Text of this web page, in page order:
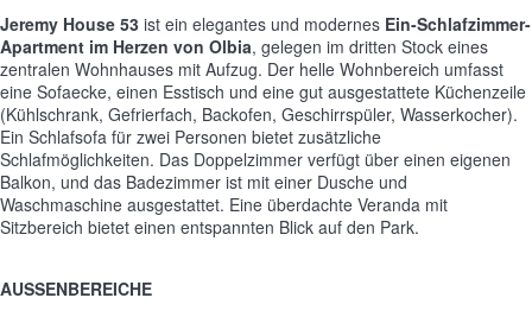
Jeremy House 53 ist ein elegantes und modernes Ein-Schlafzimmer-
Apartment im Herzen von Olbia, gelegen im dritten Stock eines
zentralen Wohnhauses mit Aufzug. Der helle Wohnbereich umfasst
eine Sofaecke, einen Esstisch und eine gut ausgestattete Küchenzeile
(Kühlschrank, Gefrierfach, Backofen, Geschirrspüler, Wasserkocher).
Ein Schlafsofa für zwei Personen bietet zusätzliche
Schlafmöglichkeiten. Das Doppelzimmer verfügt über einen eigenen
Balkon, und das Badezimmer ist mit einer Dusche und
Waschmaschine ausgestattet. Eine überdachte Veranda mit
Sitzbereich bietet einen entspannten Blick auf den Park.
AUSSENBEREICHE